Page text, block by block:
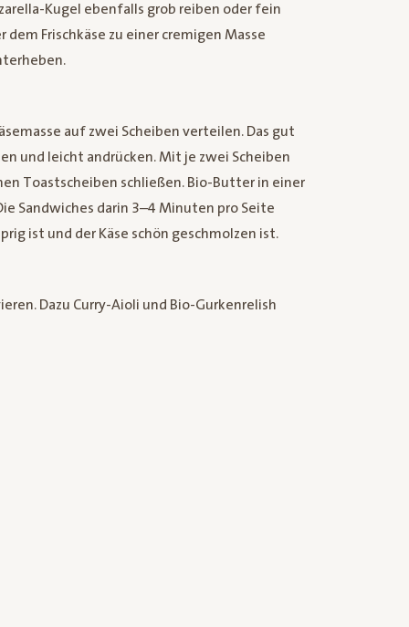
Kugel ebenfalls grob reiben oder fein
Frischkäse zu einer cremigen Masse
auf zwei Scheiben verteilen. Das gut
und leicht andrücken. Mit je zwei Scheiben
Toastscheiben schließen. Bio-Butter in einer
Sandwiches darin 3–4 Minuten pro Seite
ist und der Käse schön geschmolzen ist.
Dazu Curry-Aioli und Bio-Gurkenrelish